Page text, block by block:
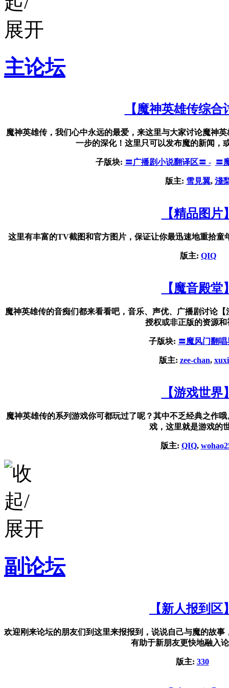
主论坛
【魔神英雄传综合
魔神英雄传，我们心中永远的最爱，来这里与大家讨论魔神
一步的深化！这里只可以发布魔的新闻，
子版块: 〓广播剧小说翻译区〓 - 〓
版主: 雪見翼, 淺
【精品图片
这里有丰富的TV截图和官方图片，保证让你最迅速地重拾
版主: QIQ
【魔音殿堂
魔神英雄传的音痴们都来看看吧，音乐、声优、广播剧讨论
授权或非正版的资源和
子版块: 〓魔风门翻唱
版主: zee-chan,
【游戏世界
魔神英雄传的系列游戏你可都玩过了呢？其中不乏经典之作
戏，这里就是游戏的
版主: QIQ,
副论坛
【新人报到区
欢迎刚来论坛的朋友们到这里来报报到，说说自己与魔的故
有助于新朋友更快地融入
版主: 330